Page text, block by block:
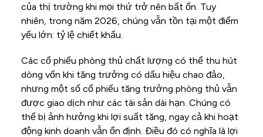
của thị trường khi mọi thứ trở nên bất ổn. Tuy
nhiên, trong năm 2026, chúng vẫn tồn tại một điểm
yếu lớn: tỷ lệ chiết khấu.
Các cổ phiếu phòng thủ chất lượng có thể thu hút
dòng vốn khi tăng trưởng có dấu hiệu chao đảo,
nhưng một số cổ phiếu tăng trưởng phòng thủ vẫn
được giao dịch như các tài sản dài hạn. Chúng có
thể bị ảnh hưởng khi lợi suất tăng, ngay cả khi hoạt
động kinh doanh vẫn ổn định. Điều đó có nghĩa là lợi